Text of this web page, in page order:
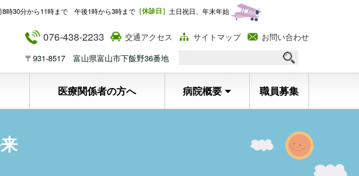
076-438-2233 交通アクセス サイトマップ
お問い合わせ
〒931-8517 富山県富山市下飯野36番地
8時30分から11時まで 午後1時から3時まで ［休診日］ 土日祝日、年末年始
医療関係者の方へ 病院概要 職員募集